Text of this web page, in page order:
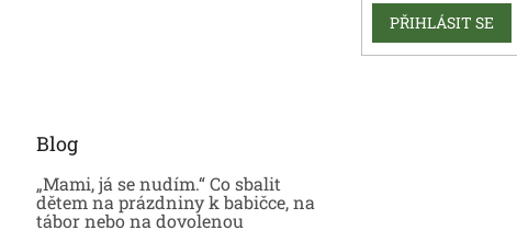
PŘIHLÁSIT SE
Blog
„Mami, já se nudím.“ Co sbalit
dětem na prázdniny k babičce, na
tábor nebo na dovolenou